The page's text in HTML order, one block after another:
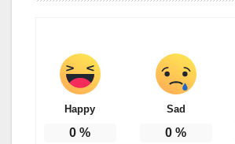
Happy
0 %
Sad
0 %